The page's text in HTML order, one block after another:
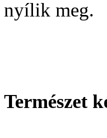
Természet